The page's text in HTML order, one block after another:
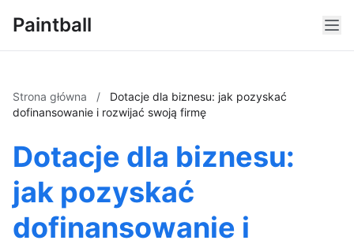
Paintball
Strona główna /
Dotacje dla biznesu: jak pozyskać
dofinansowanie i rozwijać swoją firmę
Dotacje dla biznesu:
jak pozyskać
dofinansowanie i